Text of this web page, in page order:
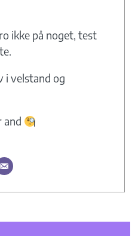
ikke på noget, test
i velstand og
and